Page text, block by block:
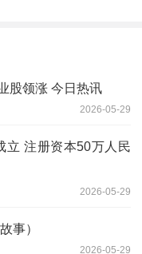
股领涨 今日热讯
2026-05-29
立 注册资本50万人民
2026-05-29
事）
2026-05-29